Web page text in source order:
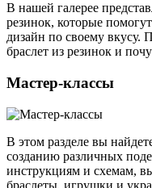
В нашей галерее
резинок, которые
дизайн по своему вкусу.
браслет из резинок и
Мастер-классы
В этом разделе вы
созданию различных
инструкциям и схемам,
браслеты, игрушки и